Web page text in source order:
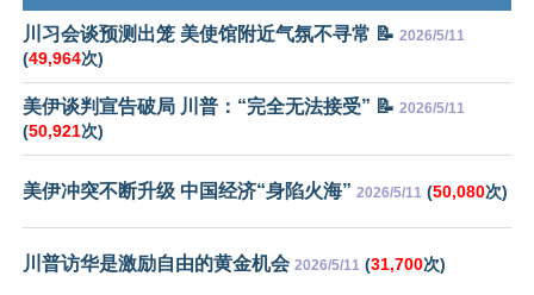
川习会谈预测出笼 美使馆附近气氛不寻常 📝 2026/5/11
(49,964次)
美伊谈判宣告破局 川普：“完全无法接受” 📝 2026/5/11
(50,921次)
美伊冲突不断升级 中国经济“身陷火海” 2026/5/11 (50,080次)
川普访华是激励自由的黄金机会 2026/5/11 (31,700次)